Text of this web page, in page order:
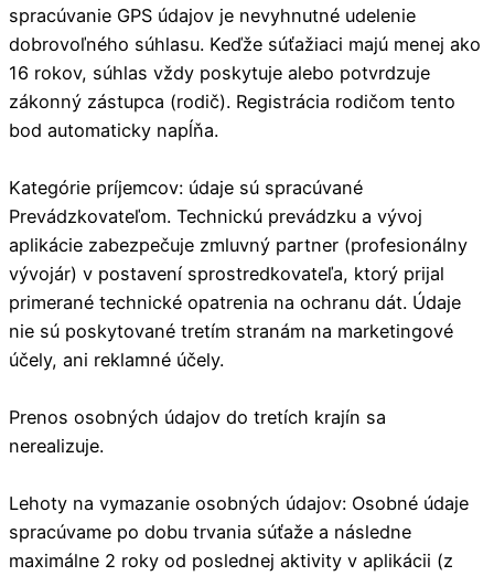
spracúvanie GPS údajov je nevyhnutné udelenie
dobrovoľného súhlasu. Keďže súťažiaci majú menej ako
16 rokov, súhlas vždy poskytuje alebo potvrdzuje
zákonný zástupca (rodič). Registrácia rodičom tento
bod automaticky napĺňa.
Kategórie príjemcov: údaje sú spracúvané
Prevádzkovateľom. Technickú prevádzku a vývoj
aplikácie zabezpečuje zmluvný partner (profesionálny
vývojár) v postavení sprostredkovateľa, ktorý prijal
primerané technické opatrenia na ochranu dát. Údaje
nie sú poskytované tretím stranám na marketingové
účely, ani reklamné účely.
Prenos osobných údajov do tretích krajín sa
nerealizuje.
Lehoty na vymazanie osobných údajov: Osobné údaje
spracúvame po dobu trvania súťaže a následne
maximálne 2 roky od poslednej aktivity v aplikácii (z